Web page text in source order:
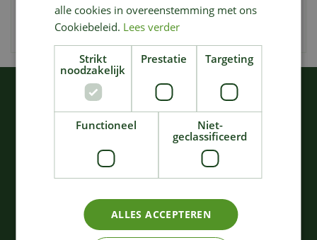
stress, avec un sapin solidement maintenu,
magnifiquement droit et prêt à être admiré.
KIJK OOK EENS NAAR:
alle cookies in overeenstemming met ons
Cookiebeleid. Lees verder
Strikt
noodzakelijk
Prestatie Targeting
Functioneel
Niet-
geclassificeerd
ALLES ACCEPTEREN